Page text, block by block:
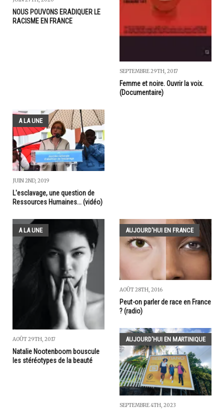
NOUS POUVONS ERADIQUER LE
RACISME EN FRANCE
SEPTEMBRE 29TH, 2017
Femme et noire. Ouvrir la voix.
(Documentaire)
A LA UNE
JUIN 2ND, 2019
L'esclavage, une question de
Ressources Humaines... (vidéo)
A LA UNE
AOÛT 29TH, 2017
Natalie Nootenboom bouscule
les stéréotypes de la beauté
AUJOURD'HUI EN FRANCE
AOÛT 28TH, 2016
Peut-on parler de race en France
? (radio)
AUJOURD'HUI EN MARTINIQUE
SEPTEMBRE 4TH, 2023